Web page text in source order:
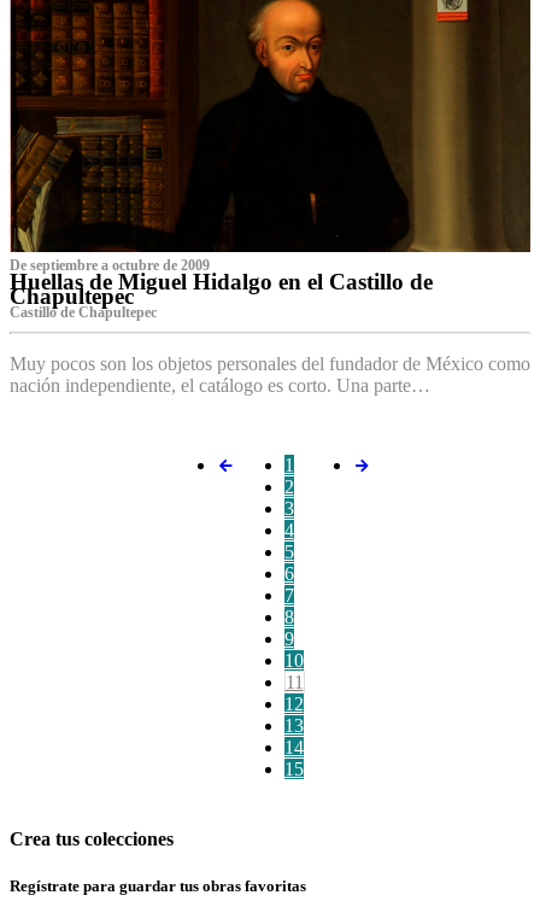
De septiembre a octubre de 2009
Huellas de Miguel Hidalgo en el Castillo de
Chapultepec
Castillo de Chapultepec
Muy pocos son los objetos personales del fundador de México como
nación independiente, el catálogo es corto. Una parte…
1
2
3
4
5
6
7
8
9
10
11
12
13
14
15
Crea tus colecciones
Regístrate para guardar tus obras favoritas